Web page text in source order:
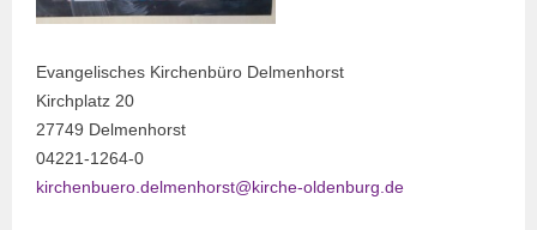
Evangelisches Kirchenbüro Delmenhorst
Kirchplatz 20
27749 Delmenhorst
04221-1264-0
kirchenbuero.delmenhorst@kirche-oldenburg.de